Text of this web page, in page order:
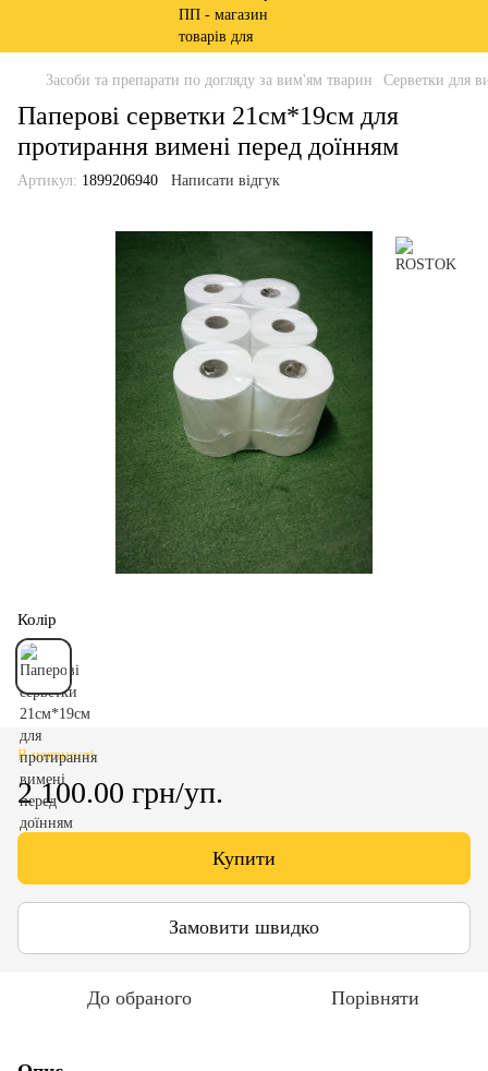
Засоби та препарати по догляду за вим'ям тварин Серветки для
Паперові серветки 21см*19см для
протирання вимені перед доїнням
Артикул: 1899206940 Написати відгук
Колір
В наявності
2 100.00 грн/уп.
Купити
Замовити швидко
До обраного Порівняти